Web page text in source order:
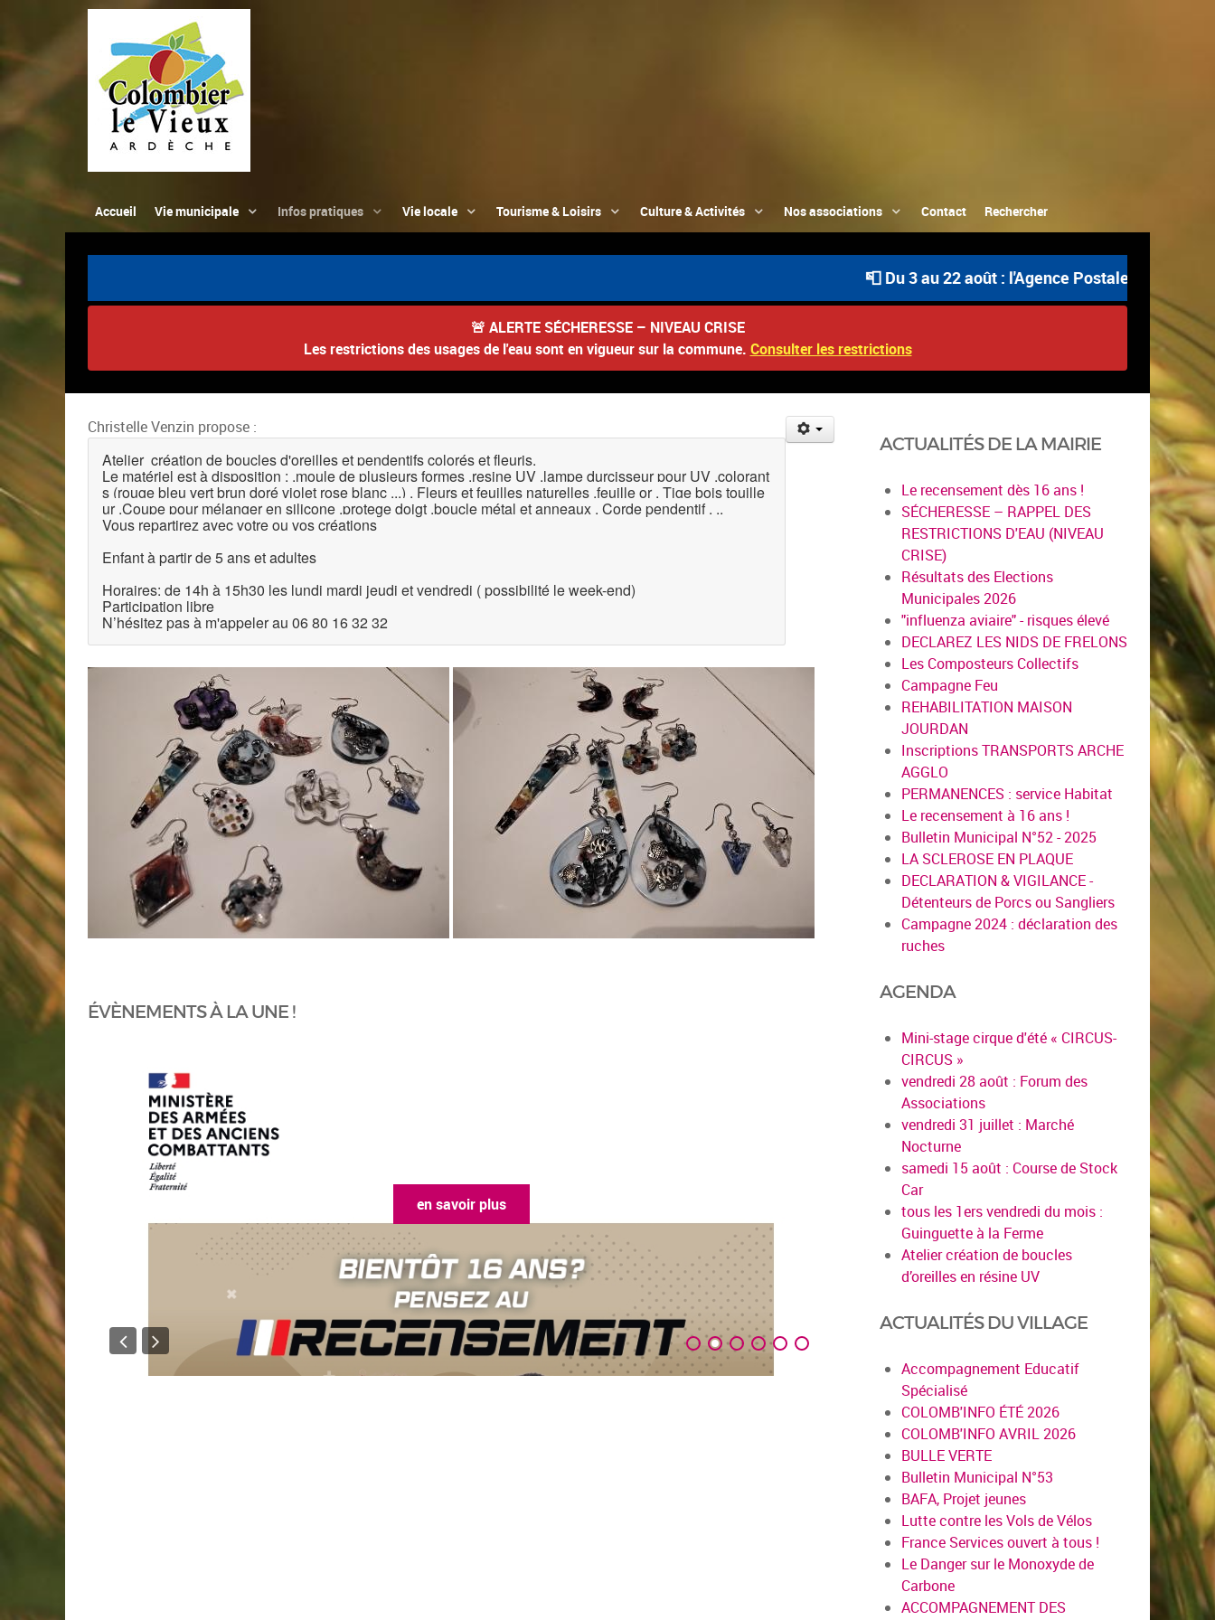
Accueil Vie municipale Infos pratiques Vie locale Tourisme & Loisirs Culture & Activités Nos associations Contact Rechercher
📮 Du 3 au 22 août : l'Agence Postale
🚨 ALERTE SÉCHERESSE – NIVEAU CRISE
Les restrictions des usages de l'eau sont en vigueur sur la commune. Consulter les restrictions
Christelle Venzin propose :
Atelier création de boucles d'oreilles et pendentifs colorés et fleuris.
Le matériel est à disposition : .moule de plusieurs formes .resine UV .lampe durcisseur pour UV .colorant
s (rouge bleu vert brun doré violet rose blanc ...) . Fleurs et feuilles naturelles .feuille or . Tige bois touille
ur .Coupe pour mélanger en silicone .protege doigt .boucle métal et anneaux . Corde pendentif . ..
Vous repartirez avec votre ou vos créations
Enfant à partir de 5 ans et adultes
Horaires: de 14h à 15h30 les lundi mardi jeudi et vendredi ( possibilité le week-end)
Participation libre
N’hésitez pas à m'appeler au 06 80 16 32 32
ÉVÈNEMENTS À LA UNE !
en savoir plus
ACTUALITÉS DE LA MAIRIE
Le recensement dès 16 ans !
SÉCHERESSE – RAPPEL DES
RESTRICTIONS D'EAU (NIVEAU
CRISE)
Résultats des Elections
Municipales 2026
"influenza aviaire" - risques élevé
DECLAREZ LES NIDS DE FRELONS
Les Composteurs Collectifs
Campagne Feu
REHABILITATION MAISON
JOURDAN
Inscriptions TRANSPORTS ARCHE
AGGLO
PERMANENCES : service Habitat
Le recensement à 16 ans !
Bulletin Municipal N°52 - 2025
LA SCLEROSE EN PLAQUE
DECLARATION & VIGILANCE -
Détenteurs de Porcs ou Sangliers
Campagne 2024 : déclaration des
ruches
AGENDA
Mini-stage cirque d'été « CIRCUS-
CIRCUS »
vendredi 28 août : Forum des
Associations
vendredi 31 juillet : Marché
Nocturne
samedi 15 août : Course de Stock
Car
tous les 1ers vendredi du mois :
Guinguette à la Ferme
Atelier création de boucles
d’oreilles en résine UV
ACTUALITÉS DU VILLAGE
Accompagnement Educatif
Spécialisé
COLOMB'INFO ÉTÉ 2026
COLOMB'INFO AVRIL 2026
BULLE VERTE
Bulletin Municipal N°53
BAFA, Projet jeunes
Lutte contre les Vols de Vélos
France Services ouvert à tous !
Le Danger sur le Monoxyde de
Carbone
ACCOMPAGNEMENT DES